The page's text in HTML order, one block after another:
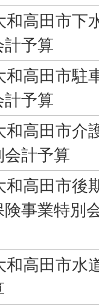
和高田市下
計予算
和高田市駐
計予算
和高田市介
計予算
和高田市後
事業特別
和高田市水